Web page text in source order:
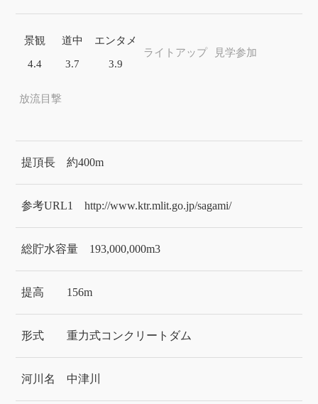
景観
4.4
道中
3.7
エンタメ
3.9
ライトアップ 見学参加
放流目撃
提頂長 約400m
参考URL1 http://www.ktr.mlit.go.jp/sagami/
総貯水容量 193,000,000m3
提高 156m
形式 重力式コンクリートダム
河川名 中津川